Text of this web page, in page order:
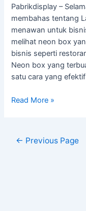
Pabrikdisplay –
membahas tentang
menawan untuk
melihat neon box
bisnis seperti
Neon box yang
satu cara yang
Read More »
← Previous Page